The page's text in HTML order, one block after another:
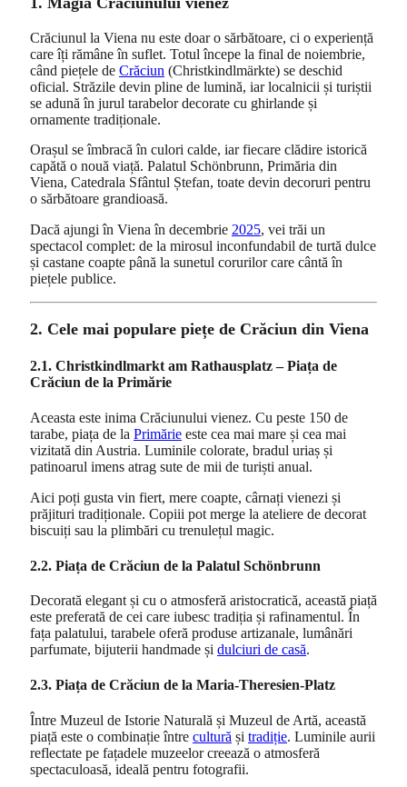
Crăciunul la Viena nu este doar o sărbătoare, ci o experiență
care îți rămâne în suflet. Totul începe la final de noiembrie,
când piețele de Crăciun (Christkindlmärkte) se deschid
oficial. Străzile devin pline de lumină, iar localnicii și turiștii
se adună în jurul tarabelor decorate cu ghirlande și
ornamente tradiționale.
Orașul se îmbracă în culori calde, iar fiecare clădire istorică
capătă o nouă viață. Palatul Schönbrunn, Primăria din
Viena, Catedrala Sfântul Ștefan, toate devin decoruri pentru
o sărbătoare grandioasă.
Dacă ajungi în Viena în decembrie 2025, vei trăi un
spectacol complet: de la mirosul inconfundabil de turtă dulce
și castane coapte până la sunetul corurilor care cântă în
piețele publice.
2. Cele mai populare piețe de Crăciun din Viena
2.1. Christkindlmarkt am Rathausplatz – Piața de
Crăciun de la Primărie
Aceasta este inima Crăciunului vienez. Cu peste 150 de
tarabe, piața de la Primărie este cea mai mare și cea mai
vizitată din Austria. Luminile colorate, bradul uriaș și
patinoarul imens atrag sute de mii de turiști anual.
Aici poți gusta vin fiert, mere coapte, cârnați vienezi și
prăjituri tradiționale. Copiii pot merge la ateliere de decorat
biscuiți sau la plimbări cu trenulețul magic.
2.2. Piața de Crăciun de la Palatul Schönbrunn
Decorată elegant și cu o atmosferă aristocratică, această piață
este preferată de cei care iubesc tradiția și rafinamentul. În
fața palatului, tarabele oferă produse artizanale, lumânări
parfumate, bijuterii handmade și dulciuri de casă.
2.3. Piața de Crăciun de la Maria-Theresien-Platz
Între Muzeul de Istorie Naturală și Muzeul de Artă, această
piață este o combinație între cultură și tradiție. Luminile aurii
reflectate pe fațadele muzeelor creează o atmosferă
spectaculoasă, ideală pentru fotografii.